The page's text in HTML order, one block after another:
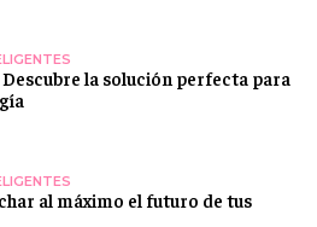
la solución perfecta para
al máximo el futuro de tus